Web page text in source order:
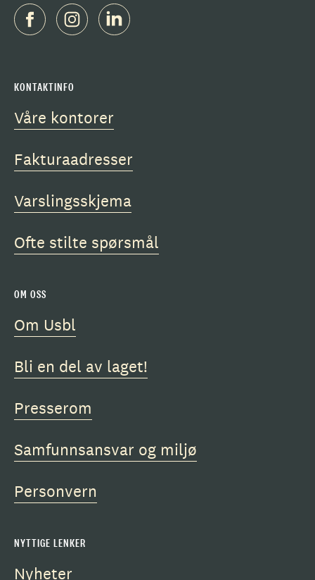
KONTAKTINFO
Våre kontorer
Fakturaadresser
Varslingsskjema
Ofte stilte spørsmål
OM OSS
Om Usbl
Bli en del av laget!
Presserom
Samfunnsansvar og miljø
Personvern
NYTTIGE LENKER
Nyheter